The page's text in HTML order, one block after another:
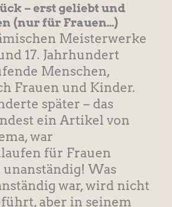
– erst geliebt und
(nur für Frauen…)
Meisterwerke
17. Jahrhundert
Menschen,
Frauen und Kinder.
später – das
ein Artikel von
war
für Frauen
unanständig! Was
war, wird nicht
aber in seinem